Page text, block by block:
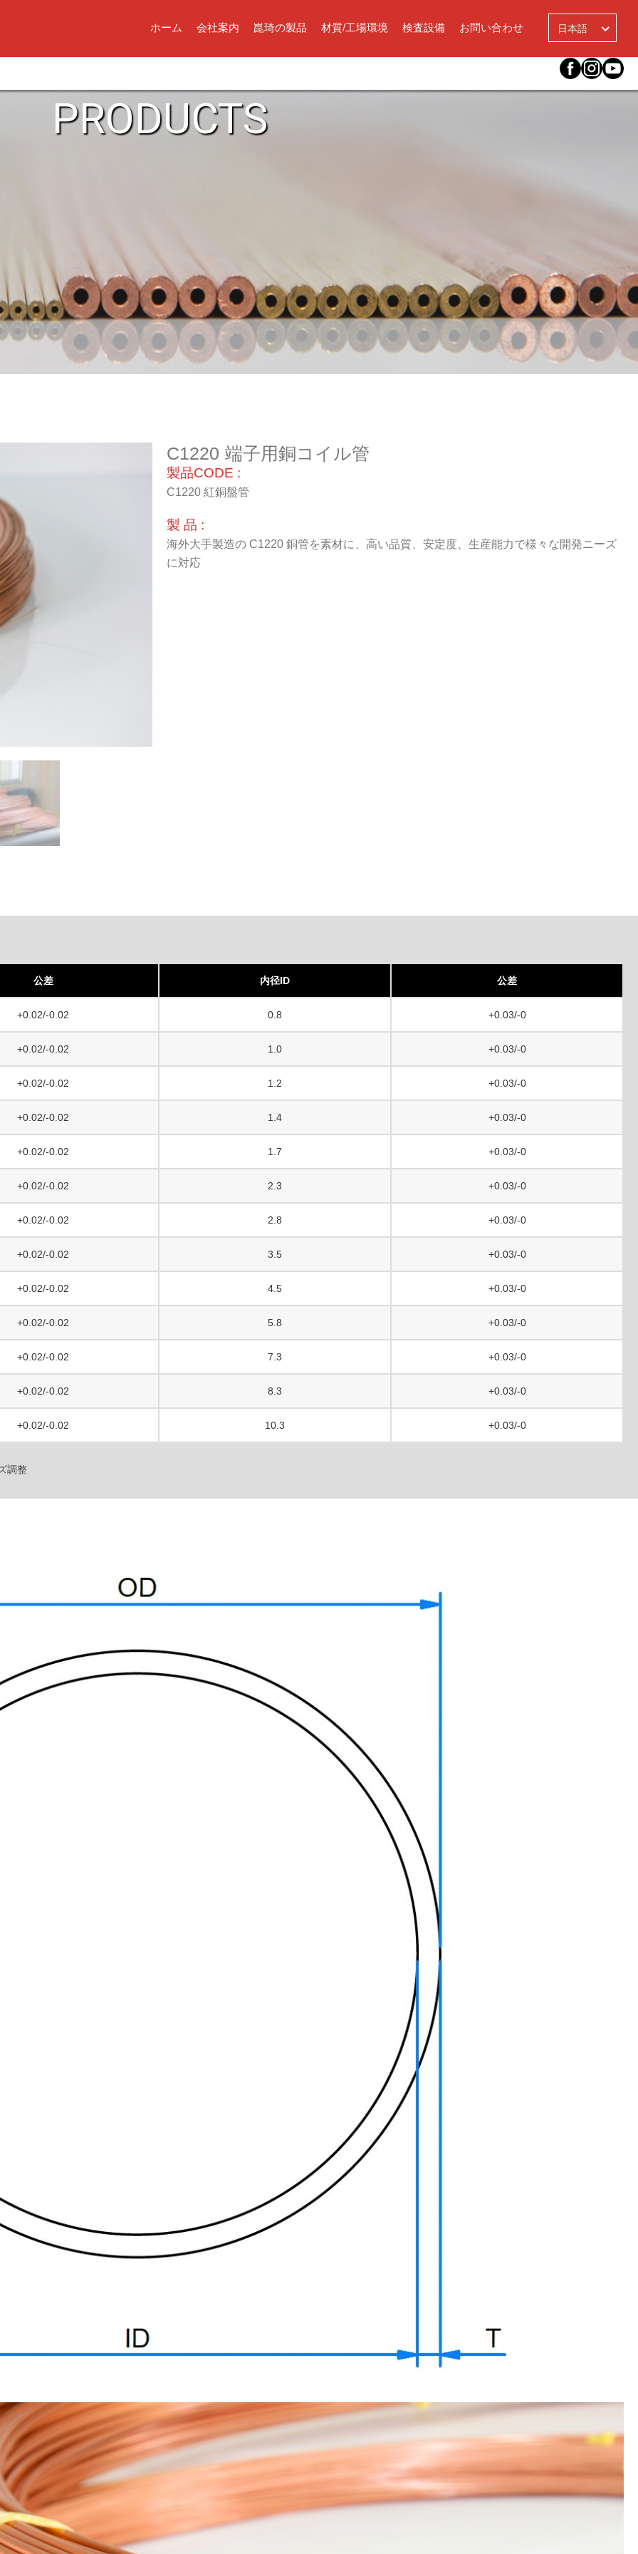
ホーム 会社案内 崑琦の製品 材質/工場環境 検査設備 お問い合わせ 日本語
PRODUCTS
C1220 端子用銅コイル管
製品CODE :
C1220 紅銅盤管
製 品 :
海外大手製造の C1220 銅管を素材に、高い品質、安定度、生産能力で様々な開発ニーズ
に対応
公差 内径ID 公差
+0.02/-0.02 0.8 +0.03/-0
+0.02/-0.02 1.0 +0.03/-0
+0.02/-0.02 1.2 +0.03/-0
+0.02/-0.02 1.4 +0.03/-0
+0.02/-0.02 1.7 +0.03/-0
+0.02/-0.02 2.3 +0.03/-0
+0.02/-0.02 2.8 +0.03/-0
+0.02/-0.02 3.5 +0.03/-0
+0.02/-0.02 4.5 +0.03/-0
+0.02/-0.02 5.8 +0.03/-0
+0.02/-0.02 7.3 +0.03/-0
+0.02/-0.02 8.3 +0.03/-0
+0.02/-0.02 10.3 +0.03/-0
調整